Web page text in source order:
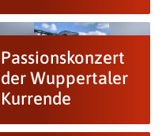
Passionskonzert
der Wuppertaler
Kurrende